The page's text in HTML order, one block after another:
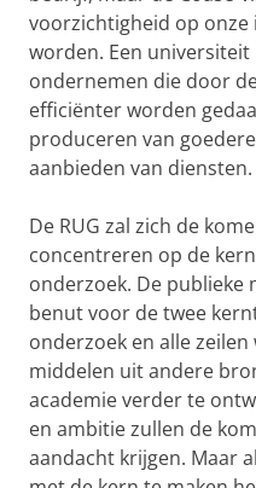
voorzichtigheid op onze
worden. Een
ondernemen die door
efficiënter worden
produceren van
aanbieden van diensten.
De RUG zal zich de
concentreren op de
onderzoek. De publieke
benut voor de twee
onderzoek en alle
middelen uit andere
academie verder te
en ambitie zullen de
aandacht krijgen. Maar